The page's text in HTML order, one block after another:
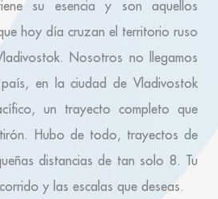
su esencia y son aquellos
hoy día cruzan el territorio ruso
Nosotros no llegamos
en la ciudad de Vladivostok
un trayecto completo que
Hubo de todo, trayectos de
distancias de tan solo 8. Tu
y las escalas que deseas.